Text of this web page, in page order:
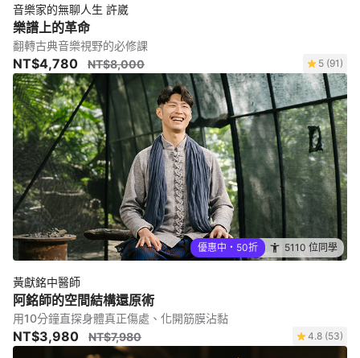
音樂家的無聊人生 許崴
樂譜上的革命
翻轉古典音樂視野的必修課
NT$4,780 NT$8,000 5 (91)
優惠中・50折 5110 位同學
黃獻銘中醫師
阿銘師的空間結構還原術
用10分鐘直探身體真正傷處、化開筋膜沾黏
NT$3,980 NT$7,980 4.8 (53)